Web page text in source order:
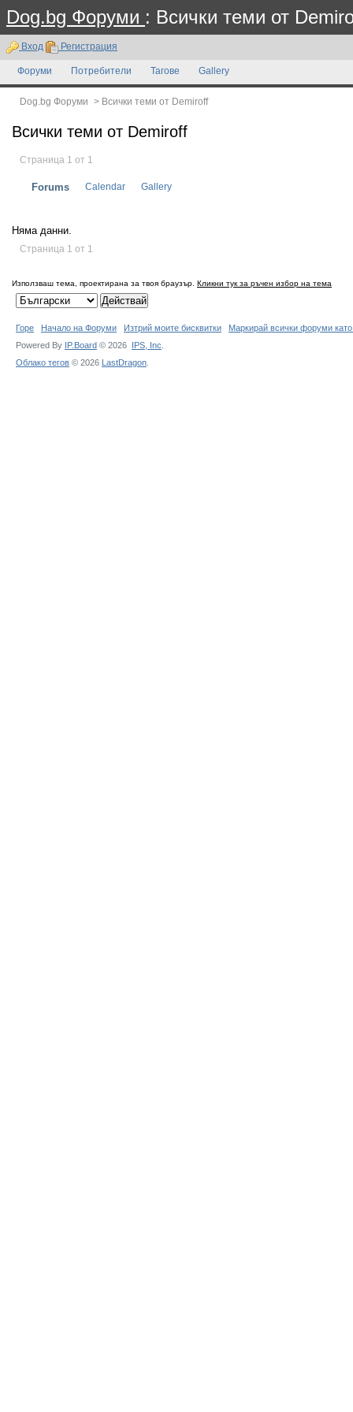
Dog.bg Форуми : Всички теми от
Вход Регистрация
Форуми Потребители Тагове Gallery
Dog.bg Форуми > Всички теми от Demiroff
Всички теми от Demiroff
Страница 1 от 1
Forums Calendar Gallery
Няма данни.
Страница 1 от 1
Използваш тема, проектирана за твоя браузър. Кликни тук за ръчен избор на тема
Горе Начало на Форуми Изтрий моите бисквитки
Маркирай всички форуми
Powered By IP.Board © 2026 IPS, Inc
Облако тегов © 2026 LastDragon